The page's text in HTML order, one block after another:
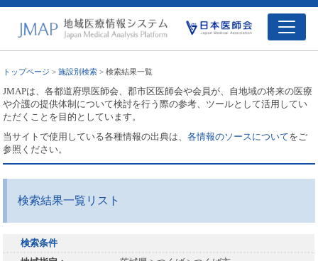
トップページ >施設別検索 > 検索結果一覧
JMAPは、各都道府県医師会、郡市区医師会や会員が、自地域の将来の医療
や介護の提供体制について検討を行う際の参考、ツールとして活用してい
ただくことを目的としています。
当サイトで使用している各種情報の出典は、各情報のソースについてをご
参照ください。
検索結果一覧リスト
検索条件